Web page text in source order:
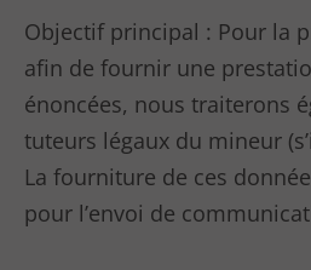
Objectif principal : Pour la
afin de fournir une
énoncées, nous traiterons
tuteurs légaux du mineur
La fourniture de ces
pour l’envoi de